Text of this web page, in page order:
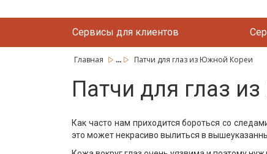
Сервисы для клиентов
Главная ... Патчи для глаз из Южной Кореи
Патчи для глаз
Как часто нам приходится бороться со
это может некрасиво вылиться в